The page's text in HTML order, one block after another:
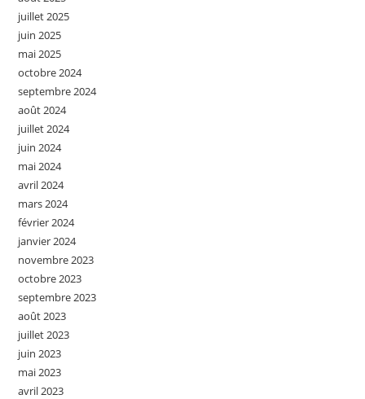
juillet 2025
juin 2025
mai 2025
octobre 2024
septembre 2024
août 2024
juillet 2024
juin 2024
mai 2024
avril 2024
mars 2024
février 2024
janvier 2024
novembre 2023
octobre 2023
septembre 2023
août 2023
juillet 2023
juin 2023
mai 2023
avril 2023